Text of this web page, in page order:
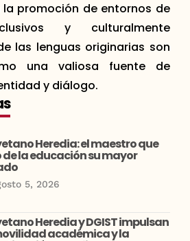
promoción de entornos de
y culturalmente
las lenguas originarias son
una valiosa fuente de
y diálogo.
Heredia: el maestro que
de la educación su mayor
5, 2026
Heredia y DGIST impulsan
académica y la